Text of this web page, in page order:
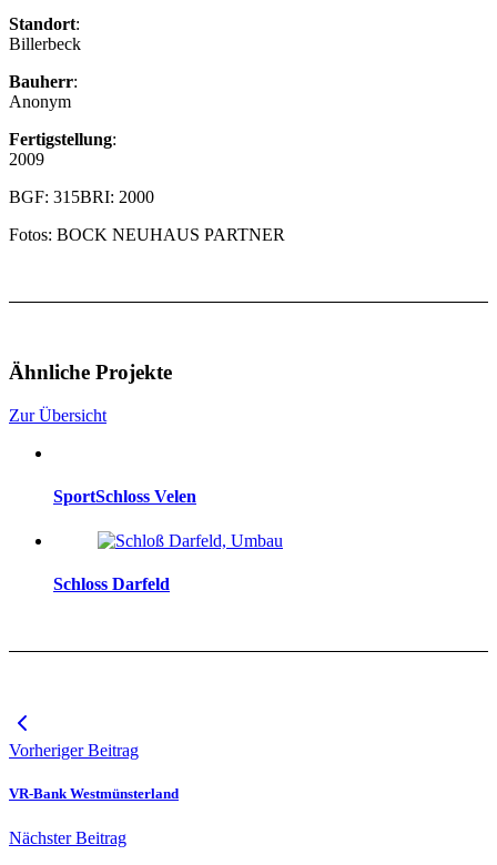
Standort:
Billerbeck
Bauherr:
Anonym
Fertigstellung:
2009
BGF: 315BRI: 2000
Fotos: BOCK NEUHAUS PARTNER
Ähnliche Projekte
Zur Übersicht
SportSchloss Velen
Schloss Darfeld
Vorheriger Beitrag
VR-Bank Westmünsterland
Nächster Beitrag